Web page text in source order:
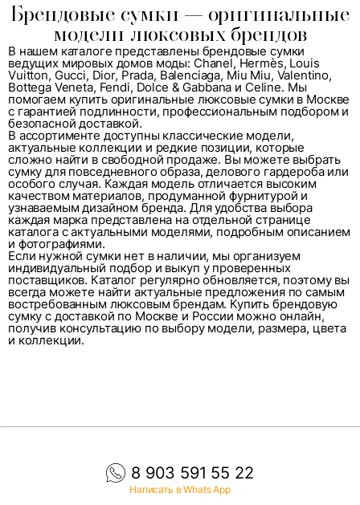
Брендовые сумки — оригинальные
модели люксовых брендов
В нашем каталоге представлены брендовые сумки
ведущих мировых домов моды: Chanel, Hermès, Louis
Vuitton, Gucci, Dior, Prada, Balenciaga, Miu Miu, Valentino,
Bottega Veneta, Fendi, Dolce & Gabbana и Celine. Мы
помогаем купить оригинальные люксовые сумки в Москве
с гарантией подлинности, профессиональным подбором и
безопасной доставкой.
В ассортименте доступны классические модели,
актуальные коллекции и редкие позиции, которые
сложно найти в свободной продаже. Вы можете выбрать
сумку для повседневного образа, делового гардероба или
особого случая. Каждая модель отличается высоким
качеством материалов, продуманной фурнитурой и
узнаваемым дизайном бренда. Для удобства выбора
каждая марка представлена на отдельной странице
каталога с актуальными моделями, подробным описанием
и фотографиями.
Если нужной сумки нет в наличии, мы организуем
индивидуальный подбор и выкуп у проверенных
поставщиков. Каталог регулярно обновляется, поэтому вы
всегда можете найти актуальные предложения по самым
востребованным люксовым брендам. Купить брендовую
сумку с доставкой по Москве и России можно онлайн,
получив консультацию по выбору модели, размера, цвета
и коллекции.
8 903 591 55 22
Написать в Whats App